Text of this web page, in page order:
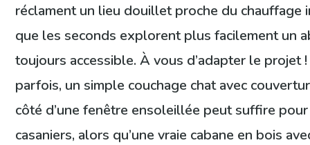
réclament un lieu douillet proche du chauffage
que les seconds explorent plus facilement un
toujours accessible. À vous d’adapter le projet
parfois, un simple couchage chat avec
côté d’une fenêtre ensoleillée peut suffire
casaniers, alors qu’une vraie cabane en bois